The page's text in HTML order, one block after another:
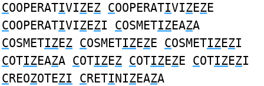
COOPERATIVIZEZ COOPERATIVIZEZE
COOPERATIVIZEZI COSMETIZEAZA
COSMETIZEZ COSMETIZEZE COSMETIZEZI
COTIZEAZA COTIZEZ COTIZEZE COTIZEZI
CREOZOTEZI CRETINIZEAZA